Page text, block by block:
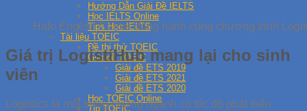
Hướng Dẫn Giải Đề IELTS
Học IELTS Online
Tips Học IELTS
Tài liệu TOEIC
Đề thi thử TOEIC
Giải đề TOEIC
Giải đề ETS 2019
Giải đề ETS 2021
Giải đề ETS 2020
Học TOEIC Online
Tip TOEIC
Halo English Center đồng hành cùng chương trình
Giá trị LogistiHub mang lại cho sinh
viên
Logistics là một trong những ngành có tốc độ phát triển